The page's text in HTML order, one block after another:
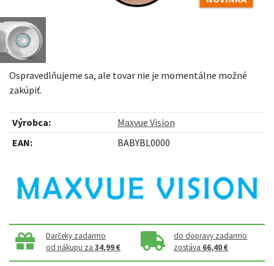
Ospravedlňujeme sa, ale tovar nie je momentálne možné
zakúpiť.
Výrobca:
Maxvue Vision
EAN:
BABYBL0000
Darčeky zadarmo
od nákupu za34,99 €
do dopravy zadarmo
zostáva 66,40 €